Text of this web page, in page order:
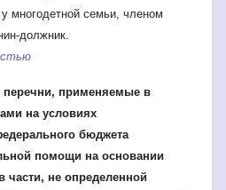
многодетной семьи, членом
должник.
применяемые в
на условиях
бюджета
помощи на основании
части, не определенной